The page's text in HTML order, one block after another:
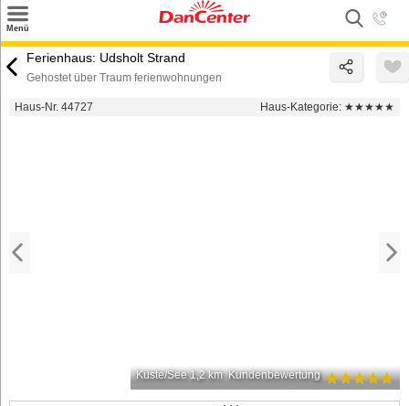
Menü
Suchen
Ferienhaus: Udsholt Strand
Gehostet über Traum ferienwohnungen
Haus-Nr. 44727 Haus-Kategorie: ★★★★★
Küste/See 1,2 km Kundenbewertung